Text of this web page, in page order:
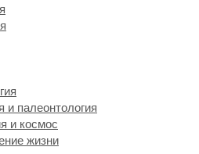
и палеонтология
и космос
жизни